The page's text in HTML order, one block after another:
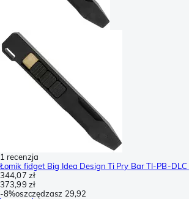
1 recenzja
Łomik fidget Big Idea Design Ti Pry Bar TI-PB-
344,07 zł
373,99 zł
-8%oszczędzasz 29,92